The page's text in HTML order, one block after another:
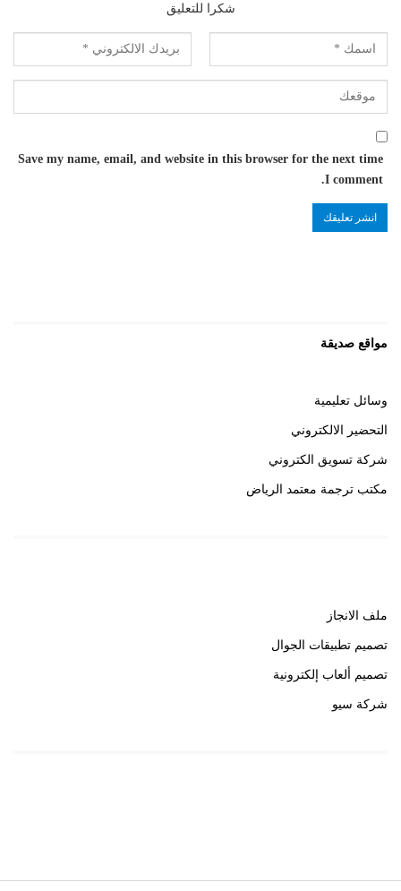
شكرا للتعليق
Save my name, email, and website in this browser for the next time
I comment.
مواقع صديقة
وسائل تعليمية
التحضير الالكتروني
شركة تسويق الكتروني
مكتب ترجمة معتمد الرياض
ملف الانجاز
تصميم تطبيقات الجوال
تصميم ألعاب إلكترونية
شركة سيو